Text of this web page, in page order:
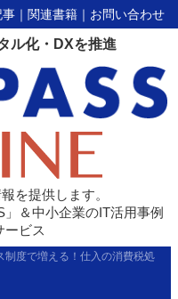
事 ｜ 関連書籍 ｜ お問い合わせ
ル化・DXを推進
を提供します。
＆中小企業のIT活用事例
ービス
制度で増える！仕入の消費税処